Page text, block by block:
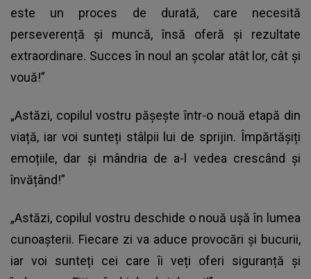
este un proces de durată, care necesită
perseverență și muncă, însă oferă și rezultate
extraordinare. Succes în noul an școlar atât lor, cât și
vouă!”
„Astăzi, copilul vostru pășește într-o nouă etapă din
viață, iar voi sunteți stâlpii lui de sprijin. Împărtășiți
emoțiile, dar și mândria de a-l vedea crescând și
învățând!”
„Astăzi, copilul vostru deschide o nouă ușă în lumea
cunoașterii. Fiecare zi va aduce provocări și bucurii,
iar voi sunteți cei care îi veți oferi siguranță și